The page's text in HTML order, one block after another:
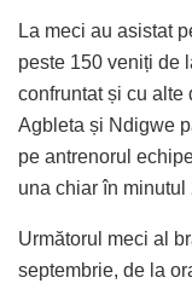
La meci au asistat
peste 150 veniți de
confruntat și cu alte
Agbleta și Ndigwe
pe antrenorul
una chiar în minutul
Următorul meci al
septembrie, de la